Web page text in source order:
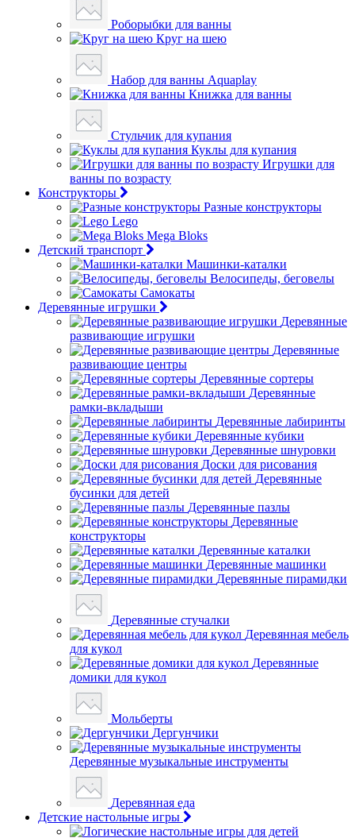
Роборыбки для ванны
Круг на шею
Набор для ванны Aquaplay
Книжка для ванны
Стульчик для купания
Куклы для купания
Игрушки для
ванны по возрасту
Конструкторы
Разные конструкторы
Lego
Mega Bloks
Детский транспорт
Машинки-каталки
Велосипеды, беговелы
Самокаты
Деревянные игрушки
Деревянные
развивающие игрушки
Деревянные
развивающие центры
Деревянные сортеры
Деревянные
рамки-вкладыши
Деревянные лабиринты
Деревянные кубики
Деревянные шнуровки
Доски для рисования
Деревянные
бусинки для детей
Деревянные пазлы
Деревянные
конструкторы
Деревянные каталки
Деревянные машинки
Деревянные пирамидки
Деревянные стучалки
Деревянная мебель
для кукол
Деревянные
домики для кукол
Мольберты
Дергунчики
Деревянные музыкальные инструменты
Деревянная еда
Детские настольные игры